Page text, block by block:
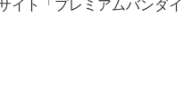
イト「プレミアムバンダ